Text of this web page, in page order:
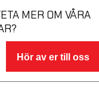
MER OM VÅRA
Hör av er till oss